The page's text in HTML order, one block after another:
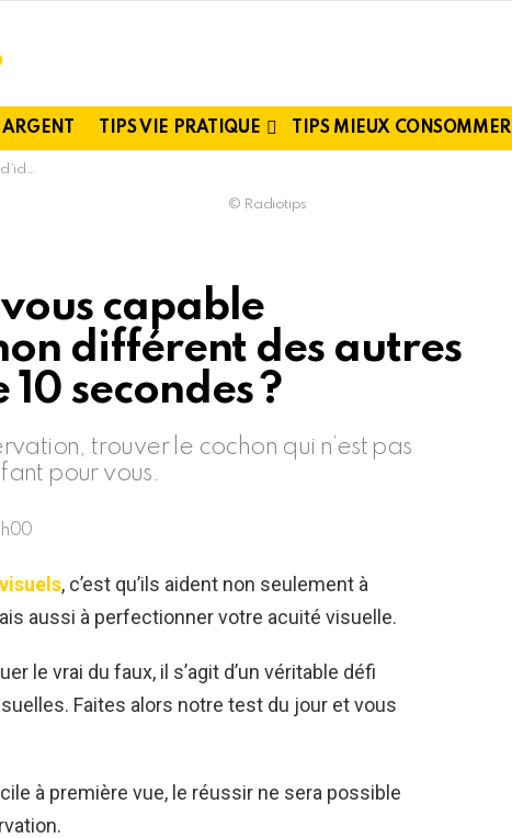
ARGENT TIPS VIE PRATIQUE TIPS MIEUX CONSOMMER
?
© Radiotips
vous capable
différent des autres
secondes ?
trouver le cochon qui n’est pas
pour vous.
, c’est qu’ils aident non seulement à
aussi à perfectionner votre acuité visuelle.
le vrai du faux, il s’agit d’un véritable défi
Faites alors notre test du jour et vous
à première vue, le réussir ne sera possible